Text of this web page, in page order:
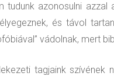
tudunk azonosulni
és távol
vádolnak, mert
tagjaink